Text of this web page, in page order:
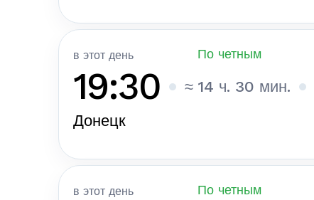
в этот день По четным
19:30 ≈ 14 ч. 30 мин.
Донецк
в этот день По четным